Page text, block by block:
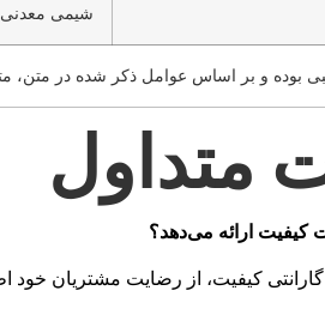
شیمی معدنی
بوده و بر اساس عوامل ذکر شده در متن،
متداول
گارانتی کیفیت، از رضایت